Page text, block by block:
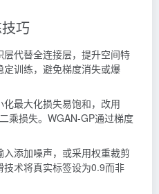
巧
层代替全连接层，提升空间特
训练，避免梯度消失或爆
化最大化损失易饱和，改用
乘损失。WGAN-GP通过梯度
入添加噪声，或采用权重裁剪
术将真实标签设为0.9而非